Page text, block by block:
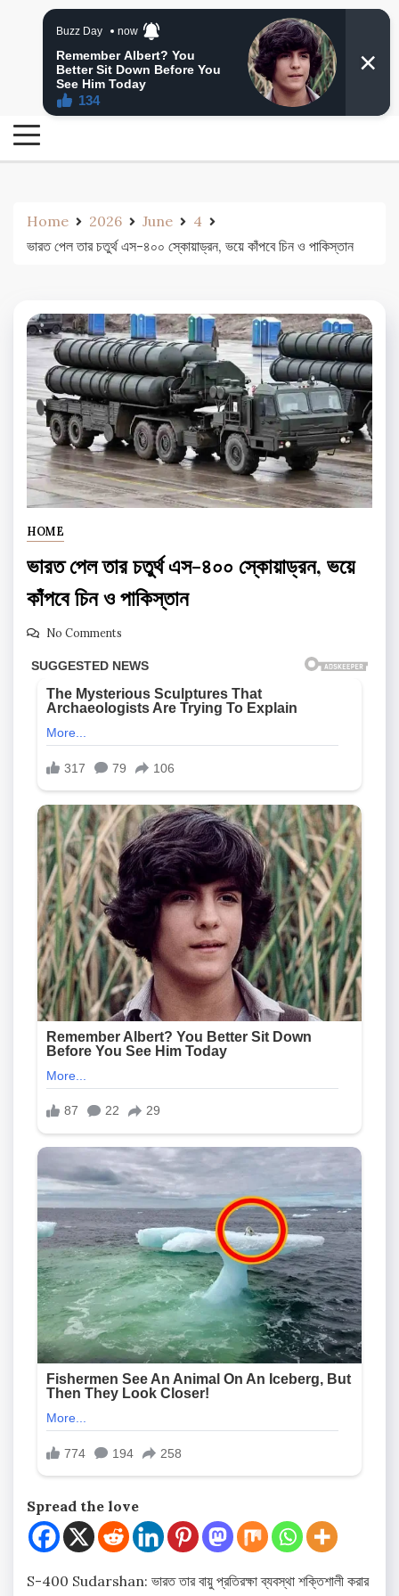
24 Ghanta Bangla News
24 Ghanta Bengali News
Home 2026 June
4
ভারত পেল তার চতুর্থ এস-৪০০ স্কোয়াড্রন, ভয়ে কাঁপবে চিন ও পাকিস্তান
HOME
ভারত পেল তার চতুর্থ এস-৪০০ স্কোয়াড্রন, ভয়ে
কাঁপবে চিন ও পাকিস্তান
No Comments
Spread the love
S-400 Sudarshan: ভারত তার বায়ু প্রতিরক্ষা ব্যবস্থা শক্তিশালী করার